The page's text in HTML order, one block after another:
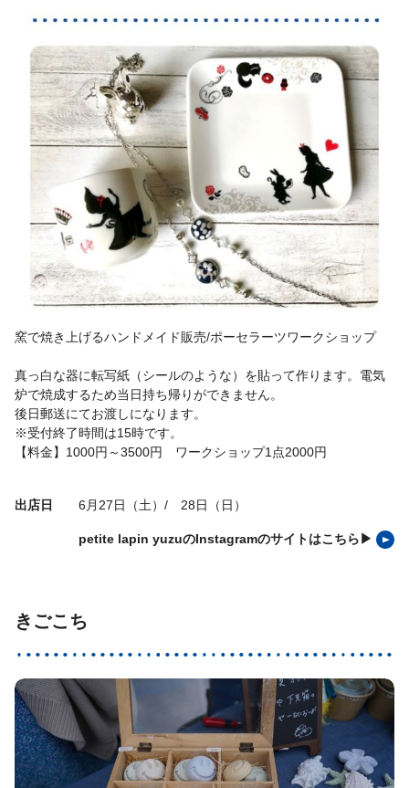
窯で焼き上げるハンドメイド販売/ポーセラーツワークショップ
真っ白な器に転写紙（シールのような）を貼って作ります。電気
炉で焼成するため当日持ち帰りができません。
後日郵送にてお渡しになります。
※受付終了時間は15時です。
【料金】1000円～3500円 ワークショップ1点2000円
出店日 6月27日（土）/ 28日（日）
petite lapin yuzuのInstagramのサイトはこちら▶
きごこち